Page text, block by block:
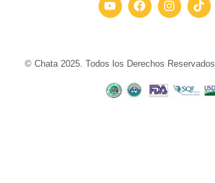
© Chata 2025. Todos los Derechos Reservados